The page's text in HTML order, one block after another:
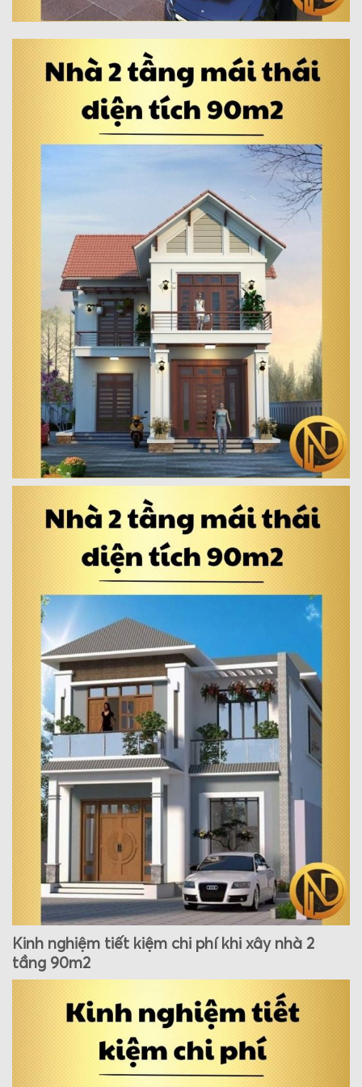
Kinh nghiệm tiết kiệm chi phí khi xây nhà 2
tầng 90m2